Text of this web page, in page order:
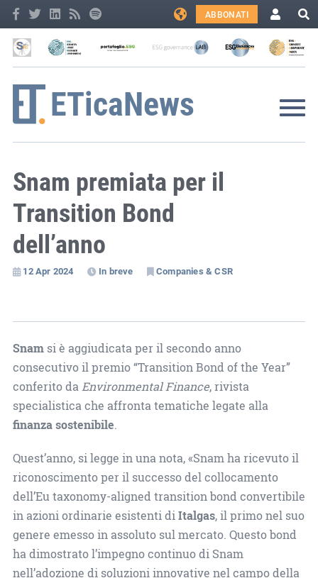
ABBONATI
Snam premiata per il
Transition Bond
dell’anno
12 Apr 2024 In breve Companies & CSR
Snamsi è aggiudicata per il secondo anno
consecutivo il premio “Transition Bond of the Year”
conferito daEnvironmental Finance, rivista
specialistica che affronta tematiche legate alla
finanza sostenibile.
Quest’anno, si legge in una nota, «Snam ha ricevuto il
riconoscimento per il successo del collocamento
dell’Eu taxonomy-aligned transition bond convertibile
in azioni ordinarie esistenti diItalgas, il primo nel suo
genere emesso in assoluto sul mercato. Questo bond
ha dimostrato l’impegno continuo di Snam
nell’adozione di soluzioni innovative nel campo della